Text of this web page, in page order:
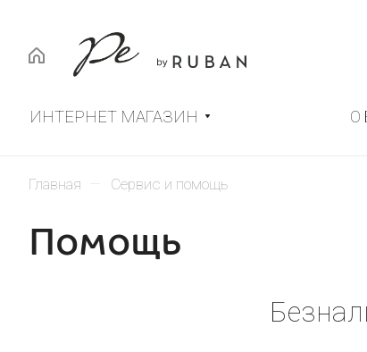
ИНТЕРНЕТ МАГАЗИН О
Главная Сервис и помощь
Помощь